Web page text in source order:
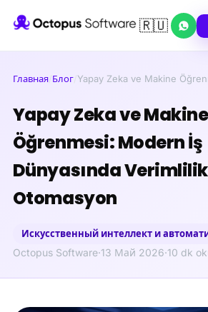
🇷🇺
Главная/Блог/Yapay Zeka ve Makine
Yapay Zeka ve Makine
Öğrenmesi: Modern İş
Dünyasında
Otomasyon
Искусственный интеллект и
Octopus Software·13 Май 2026·10 dk